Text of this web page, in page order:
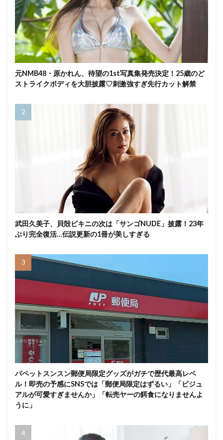
元NMB48・原かれん、待望の1st写真集発売決定！25歳のど
ストライクボディを大胆披露♡刺激強すぎ先行カット解禁
武田久美子、貝殻ビキニの次は「サンゴNUDE」披露！23年
ぶり完全復活…伝説更新の1冊が美しすぎる
パペットスンスン郵便局限定グッズがガチで歴代最高レベ
ル！即売の予感にSNSでは「郵便局限定はずるい」「ビジュ
アルが可愛すぎませんか」「転売ヤーの餌食になりませんよ
うに」